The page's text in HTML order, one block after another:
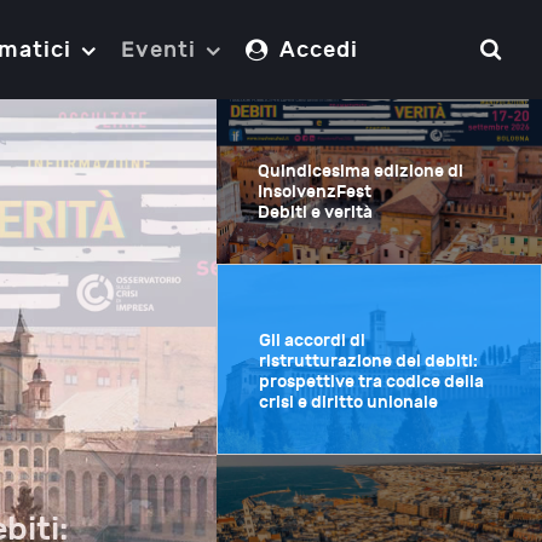
Eventi Accedi
Quindicesima edizione di
InsolvenzFest
Debiti e verità
Gli accordi di
ristrutturazione dei debiti:
prospettive tra codice della
crisi e diritto unionale